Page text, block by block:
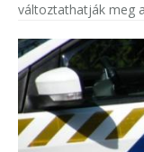
változtathatják meg